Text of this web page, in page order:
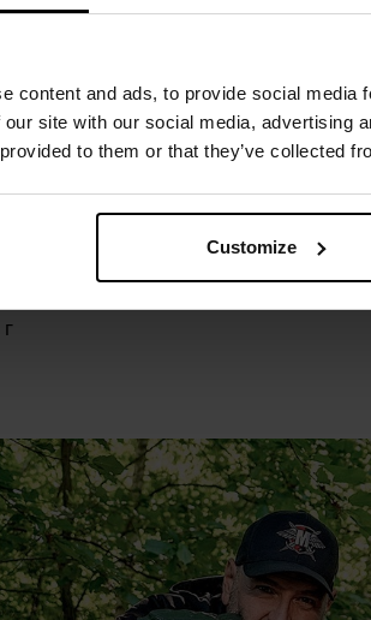
content and ads, to provide social media
site with our social media, advertising
to them or that they’ve collected
Customize
пластівці, рисові кріпси
кульки (зернові борошна 71%
ячмінного солоду,
соєва лецитин.
насіння сезаму та інших горіхів.
Г ПРОДУКТУ
438 ккал
кислоти 4 г